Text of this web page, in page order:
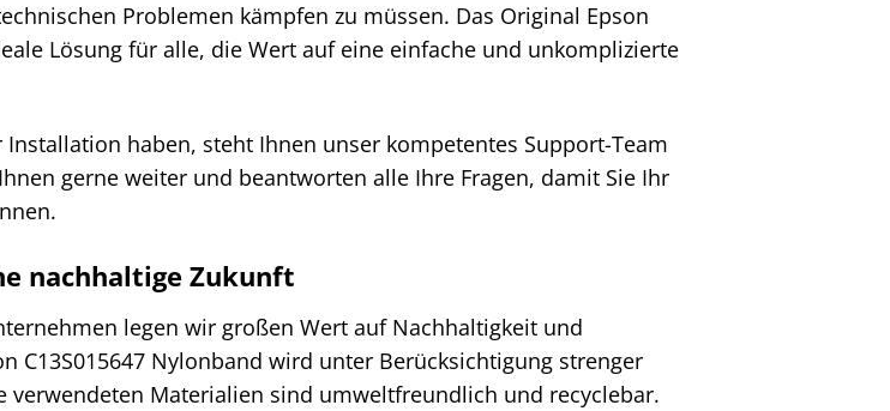
Problemen kämpfen zu müssen. Das Original Epson
Lösung für alle, die Wert auf eine einfache und unkomplizierte
Installation haben, steht Ihnen unser kompetentes Support-Team
gerne weiter und beantworten alle Ihre Fragen, damit Sie Ihr
nachhaltige Zukunft
legen wir großen Wert auf Nachhaltigkeit und
C13S015647 Nylonband wird unter Berücksichtigung strenger
verwendeten Materialien sind umweltfreundlich und recyclebar.